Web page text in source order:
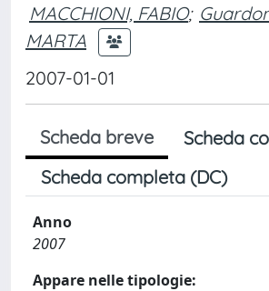
MACCHIONI, FABIO;
MARTA
2007-01-01
Scheda breve
Scheda
Scheda completa (DC)
Anno
2007
Appare nelle tipologie: